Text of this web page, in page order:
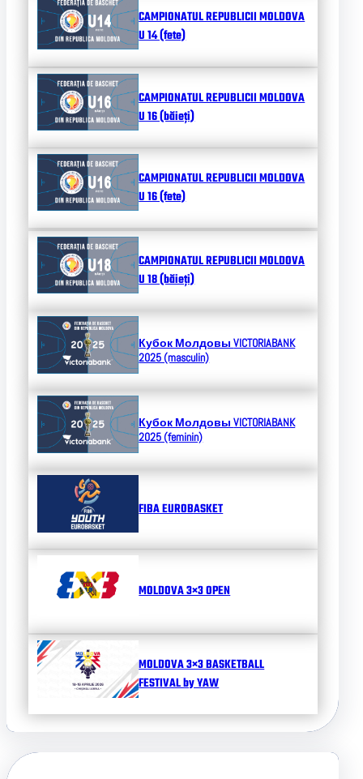
CAMPIONATUL REPUBLICII MOLDOVA
U 14 (fete)
CAMPIONATUL REPUBLICII MOLDOVA
U 16 (băieți)
CAMPIONATUL REPUBLICII MOLDOVA
U 16 (fete)
CAMPIONATUL REPUBLICII MOLDOVA
U 18 (băieți)
Кубок МолдовыVICTORIABANK
2025 (masculin)
Кубок МолдовыVICTORIABANK
2025 (feminin)
FIBA EUROBASKET
MOLDOVA 3×3 OPEN
MOLDOVA 3×3 BASKETBALL
FESTIVAL by YAW